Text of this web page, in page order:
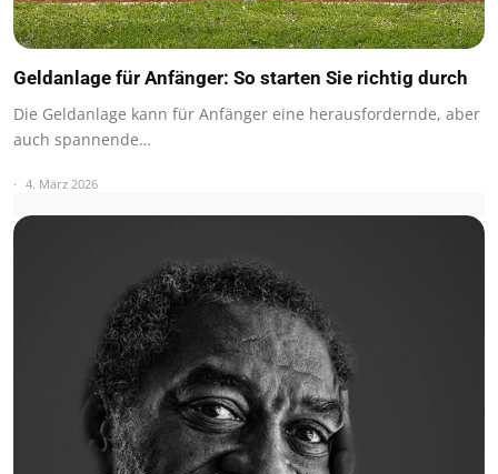
Geldanlage für Anfänger: So starten Sie richtig durch
Die Geldanlage kann für Anfänger eine herausfordernde, aber
auch spannende…
4. März 2026